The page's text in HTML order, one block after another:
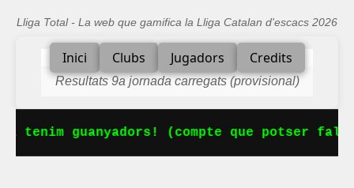
Lliga Total - La web que gamifica la Lliga Catalan d'escacs 2026
Inici Clubs Jugadors Credits
Resultats 9a jornada carregats (provisional)
tenim guanyadors! (compte que potser